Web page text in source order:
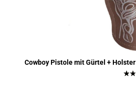
Cowboy Pistole mit Gürtel + Holster